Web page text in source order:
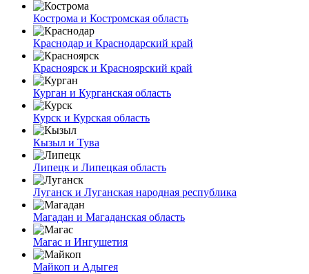
Кострома и Костромская область
Краснодар и Краснодарский край
Красноярск и Красноярский край
Курган и Курганская область
Курск и Курская область
Кызыл и Тува
Липецк и Липецкая область
Луганск и Луганская народная республика
Магадан и Магаданская область
Магас и Ингушетия
Майкоп и Адыгея